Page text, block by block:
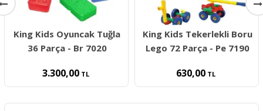
King Kids Oyuncak Tuğla
36 Parça - Br 7020
3.300,00TL
King Kids Tekerlekli Boru
Lego 72 Parça - Pe 7190
630,00 TL